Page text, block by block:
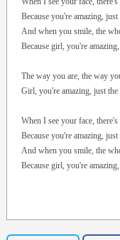
Because you're amazing,
And when you smile, the
Because girl, you're
The way you are, the way
Girl, you're amazing, just
When I see your face,
Because you're amazing,
And when you smile, the
Because girl, you're